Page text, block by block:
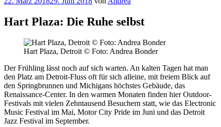
Hart Plaza: Die Ruhe selbst
Hart Plaza, Detroit © Foto: Andrea Bonder
Der Frühling lässt noch auf sich warten. An kalten Tagen hat man
den Platz am Detroit-Fluss oft für sich alleine, mit freiem Blick auf
den Springbrunnen und Michigans höchstes Gebäude, das
Renaissance-Center. In den warmen Monaten finden hier Outdoor-
Festivals mit vielen Zehntausend Besuchern statt, wie das Electronic
Music Festival im Mai, Motor City Pride im Juni und das Detroit
Jazz Festival im September.